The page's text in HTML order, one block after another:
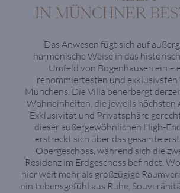
IN MÜNCHNER
Das Anwesen fügt sich auf
harmonische Weise in das
Umfeld von Bogenhausen ein –
renommiertesten und
Münchens. Die Villa beherbergt
Wohneinheiten, die jeweils höchsten
Exklusivität und Privatsphäre
dieser außergewöhnlichen High-
erstreckt sich über das gesamte
Obergeschoss, während sich die
Residenz im Erdgeschoss befindet.
hier weit mehr als großzügige
ein Lebensgefühl aus Ruhe,